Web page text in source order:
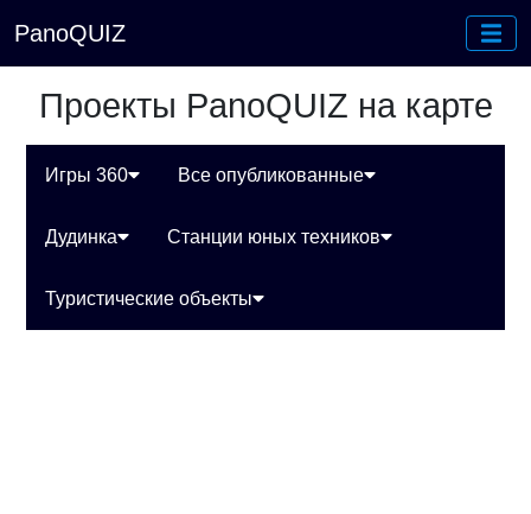
PanoQUIZ
Проекты PanoQUIZ на карте
Игры 360 Все опубликованные
Дудинка Станции юных техников
Туристические объекты